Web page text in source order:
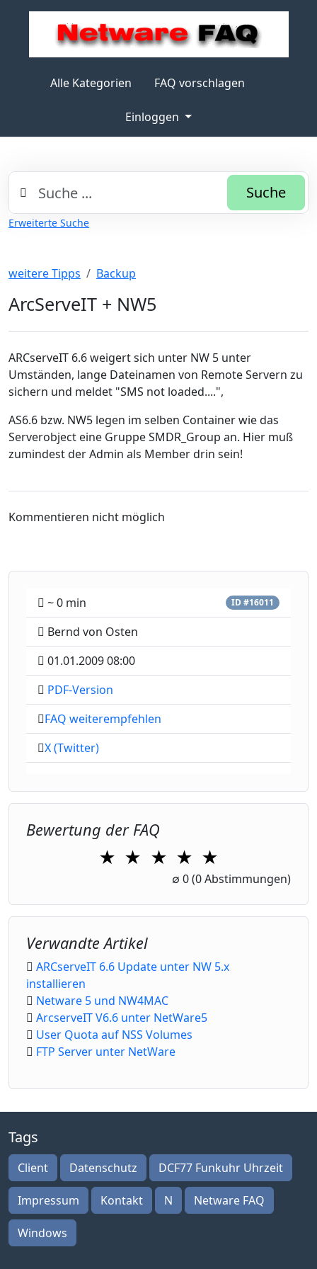
Alle Kategorien FAQ vorschlagen
Einloggen
Suche
Erweiterte Suche
weitere Tipps Backup
ArcServeIT + NW5
ARCserveIT 6.6 weigert sich unter NW 5 unter
Umständen, lange Dateinamen von Remote Servern zu
sichern und meldet "SMS not loaded....",
AS6.6 bzw. NW5 legen im selben Container wie das
Serverobject eine Gruppe SMDR_Group an. Hier muß
zumindest der Admin als Member drin sein!
Kommentieren nicht möglich
~ 0 min ID #16011
Bernd von Osten
01.01.2009 08:00
PDF-Version
FAQ weiterempfehlen
X (Twitter)
Bewertung der FAQ
★ ★
2 Stars
★
3 Stars
★
4 Stars
★
5 Stars
∅ 0(0 Abstimmungen)
Verwandte Artikel
ARCserveIT 6.6 Update unter NW 5.x
installieren
Netware 5 und NW4MAC
ArcserveIT V6.6 unter NetWare5
User Quota auf NSS Volumes
FTP Server unter NetWare
Tags
Client Datenschutz DCF77 Funkuhr Uhrzeit
Impressum Kontakt N Netware FAQ
Windows